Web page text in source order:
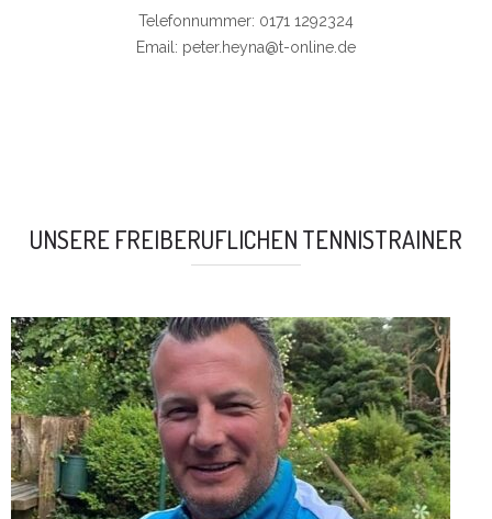
Telefonnummer: 0171 1292324
Email: peter.heyna@t-online.de
UNSERE FREIBERUFLICHEN TENNISTRAINER